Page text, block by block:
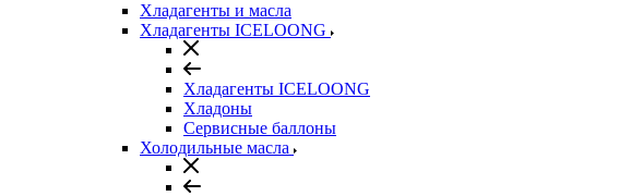
Хладагенты и масла
Хладагенты ICELOONG
Хладагенты ICELOONG
Хладоны
Сервисные баллоны
Холодильные масла